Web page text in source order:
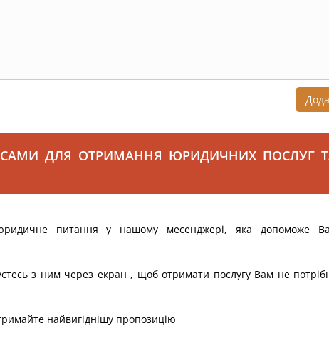
ДЛЯ ОТРИМАННЯ ЮРИДИЧНИХ ПОСЛУГ
питання у нашому месенджері, яка допоможе
з ним через екран , щоб отримати послугу Вам не
найвигіднішу пропозицію